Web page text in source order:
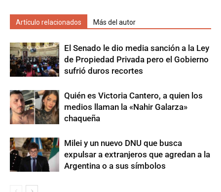
Artículo relacionados Más del autor
El Senado le dio media sanción a la Ley
de Propiedad Privada pero el Gobierno
sufrió duros recortes
Quién es Victoria Cantero, a quien los
medios llaman la «Nahir Galarza»
chaqueña
Milei y un nuevo DNU que busca
expulsar a extranjeros que agredan a la
Argentina o a sus símbolos